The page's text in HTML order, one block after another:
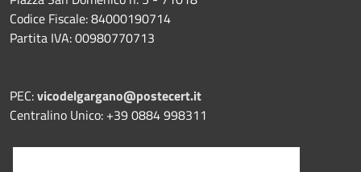
Codice Fiscale: 84000190714
Partita IVA: 00980770713
PEC:vicodelgargano@postecert.it
Centralino Unico: +39 0884 998311